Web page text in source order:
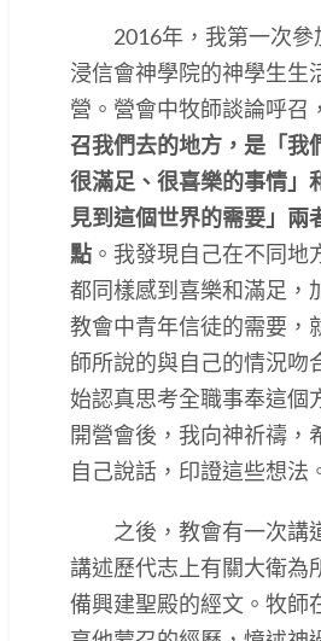
2016年，我第一次參
浸信會神學院的神學生生
營。營會中牧師談論呼召
召我們去的地方，是「我
很滿足、很喜樂的事情」
見到這個世界的需要」兩
點 。我發現自己在不同地
都同樣感到喜樂和滿足，
教會中青年信徒的需要，
師所說的與自己的情況吻
始認真思考全職事奉這個
開營會後，我向神祈禱，
自己說話，印證這些想法
之後，教會有一次講
講述歷代志上有關大衛為
備興建聖殿的經文。牧師